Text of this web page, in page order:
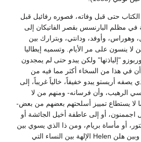
حتى قبل وفاته، فصوره رفائيل قبل
مظلم البارنسس بقصر الفاتيكان إلى
وأوفد، ودانتي، وبترارك بين
لا ينسون على مر الأيام. وتسميه إيطاليا
"إلياذتها" ولكن يبدو حتى لم يمجدون
أن في هذا من السخاء أكثر مما فيه من
يصفه أريستو يبدو خفيفاً، خالياً غريباً، إلى
الرهيب، وأن فرسانه- ومنهم من لا
لا يستطاع تمييز أسلحتهم بعضهم من بعض-
اجممنون، أو إلى عاطفة أخيل الجائشة أو
أو مأساة بريام، ومن ذا الذي يسوي بين
أنجلكا الحسناء الطائشة، وبين هلن Helen الإلهة بين النساء التي